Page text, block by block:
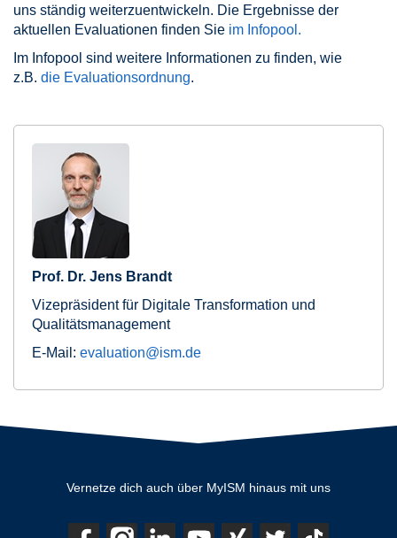
uns ständig weiterzuentwickeln. Die Ergebnisse der
aktuellen Evaluationen finden Sie im Infopool.
Im Infopool sind weitere Informationen zu finden, wie
z.B. die Evaluationsordnung.
Prof. Dr. Jens Brandt
Vizepräsident für Digitale Transformation und
Qualitätsmanagement
E-Mail: evaluation@ism.de
Vernetze dich auch über MyISM hinaus mit uns